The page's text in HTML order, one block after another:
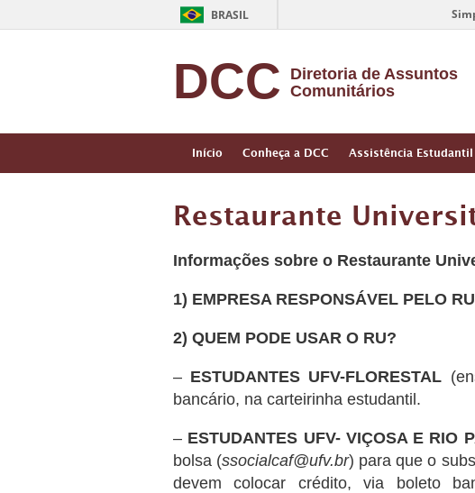
BRASIL
DCC
Diretoria de Assuntos
Comunitários
Início Conheça a DCC Assistência Estudantil
Restaurante
Informações sobre o Restaurante
1) EMPRESA RESPONSÁVEL PELO
2) QUEM PODE USAR O RU?
– ESTUDANTES UFV-FLORESTAL
bancário, na carteirinha estudantil.
– ESTUDANTES UFV- VIÇOSA E RIO
bolsa (ssocialcaf@ufv.br) para que o
devem colocar crédito, via boleto